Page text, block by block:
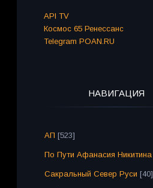
API TV
Космос 65 Ренессанс
Telegram POAN.RU
НАВИГАЦИЯ
АП [523]
По Пути Афанасия Никитина
Сакральный Север Руси [40]